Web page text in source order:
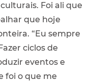
Foi ali que
que hoje
“Eu sempre
ciclos de
eventos e
foi o que me